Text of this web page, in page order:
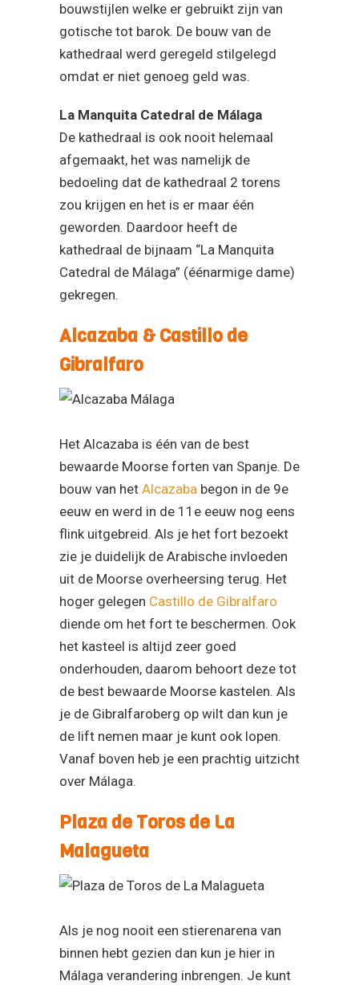
bouwstijlen welke er gebruikt zijn van
gotische tot barok. De bouw van de
kathedraal werd geregeld stilgelegd
omdat er niet genoeg geld was.
La Manquita Catedral de Málaga
De kathedraal is ook nooit helemaal
afgemaakt, het was namelijk de
bedoeling dat de kathedraal 2 torens
zou krijgen en het is er maar één
geworden. Daardoor heeft de
kathedraal de bijnaam “La Manquita
Catedral de Málaga” (éénarmige dame)
gekregen.
Alcazaba & Castillo de
Gibralfaro
Het Alcazaba is één van de best
bewaarde Moorse forten van Spanje. De
bouw van het Alcazaba begon in de 9e
eeuw en werd in de 11e eeuw nog eens
flink uitgebreid. Als je het fort bezoekt
zie je duidelijk de Arabische invloeden
uit de Moorse overheersing terug. Het
hoger gelegen Castillo de Gibralfaro
diende om het fort te beschermen. Ook
het kasteel is altijd zeer goed
onderhouden, daarom behoort deze tot
de best bewaarde Moorse kastelen. Als
je de Gibralfaroberg op wilt dan kun je
de lift nemen maar je kunt ook lopen.
Vanaf boven heb je een prachtig uitzicht
over Málaga.
Plaza de Toros de La
Malagueta
Als je nog nooit een stierenarena van
binnen hebt gezien dan kun je hier in
Málaga verandering inbrengen. Je kunt